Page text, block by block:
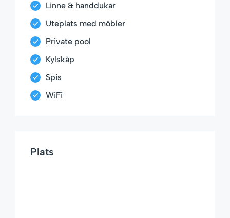
Linne & handdukar
Uteplats med möbler
Private pool
Kylskåp
Spis
WiFi
Plats